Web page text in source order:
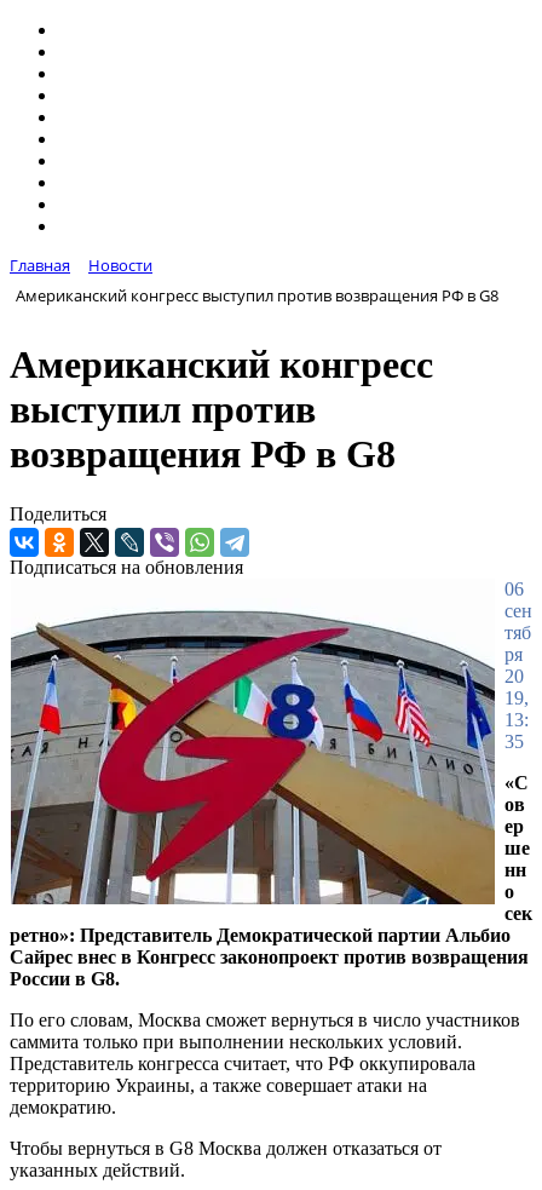
Главная
Новости
Американский конгресс выступил против возвращения РФ в G8
Американский конгресс
выступил против
возвращения РФ в G8
Поделиться
Подписаться на обновления
06
сен
тяб
ря
20
19,
13:
35
«С
ов
ер
ше
нн
о
сек
ретно»: Представитель Демократической партии Альбио
Сайрес внес в Конгресс законопроект против возвращения
России в G8.
По его словам, Москва сможет вернуться в число участников
саммита только при выполнении нескольких условий.
Представитель конгресса считает, что РФ оккупировала
территорию Украины, а также совершает атаки на
демократию.
Чтобы вернуться в G8 Москва должен отказаться от
указанных действий.